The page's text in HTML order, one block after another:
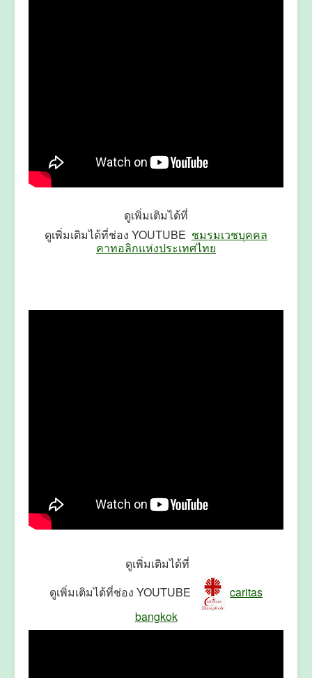
ดูเพิ่มเติมได้ที่
ดูเพิ่มเติมได้ที่ช่อง YOUTUBE ชมรมเวชบุคคล
คาทอลิกแห่งประเทศไทย
ดูเพิ่มเติมได้ที่
ดูเพิ่มเติมได้ที่ช่อง YOUTUBE
caritas
bangkok